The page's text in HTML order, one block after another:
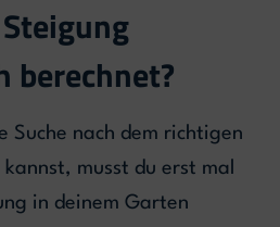
berechnet?
Suche nach dem richtigen
musst du erst mal
in deinem Garten